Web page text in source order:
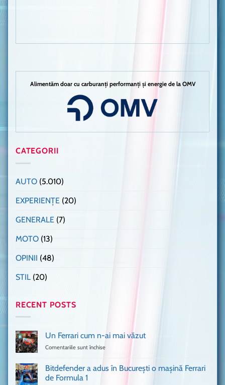
Alimentăm doar cu carburanți performanți și energie de la OMV
CATEGORII
AUTO (5.010)
EXPERIENȚE (20)
GENERALE (7)
MOTO (13)
OPINII (48)
STIL (20)
RECENT POSTS
Un Ferrari cum n-ai mai văzut
Comentariile sunt închise
Ferrari
cum
Bitdefender a adus în București o mașină Ferrari
de Formula 1